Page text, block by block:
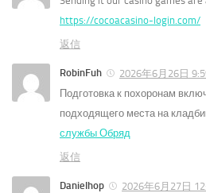
https://cocoacasino-login.com/
返信
RobinFuh
2026年6月26日
Подготовка к похоронам
подходящего места на
службы Обряд
返信
Danielhop
2026年6月27日